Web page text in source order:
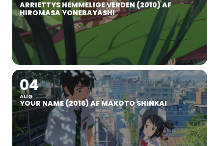
ARRIETTYS HEMMELIGE VERDEN (2010) AF
HIROMASA YONEBAYASHI
04
AUG
YOUR NAME (2016) AF MAKOTO SHINKAI